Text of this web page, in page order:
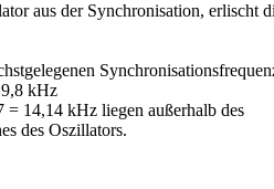
aus der Synchronisation, erlischt
kHz
= 14,14 kHz liegen außerhalb des
des Oszillators.